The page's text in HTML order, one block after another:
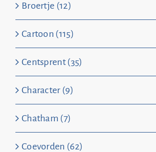
Broertje (12)
Cartoon (115)
Centsprent (35)
Character (9)
Chatham (7)
Coevorden (62)